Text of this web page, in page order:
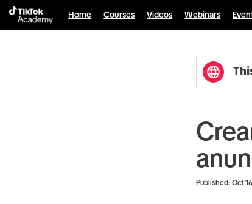
Home Courses Videos Webinars
Published: Oct